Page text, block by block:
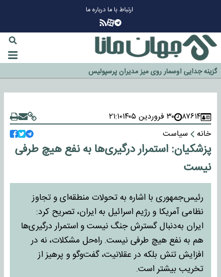
ارتباط با مادرباره ما
چرا طلا دوباره افزایشی شد؟
گزینه جدایی اوسمار روی میز مدیران پرسپولیس
سازمان اطلاعات سپاه: پروژه دولت ترامپ برای مهار چین، روسیه و اروپا شکست
خورد ۸۷۶۱۴ ۳۰ فروردین ۱۴۰۵
۲۱:۱۰
خانه
سیاست
پزشکیان: استمرار درگیری‌ها به نفع هیچ طرفی
نیست
رئیس‌جمهوری با اشاره به تحولات منطقه‌ای و تجاوز
نظامی آمریکا و رژیم اسرائیل به ایران، تصریح کرد:
ایران به‌دنبال گسترش جنگ نیست و استمرار درگیری‌ها
هم به نفع هیچ طرفی نیست. راه‌حل مشکلات، نه در
افزایش تنش بلکه در عقلانیت، گفت‌وگو و پرهیز از
تخریب بیشتر است.